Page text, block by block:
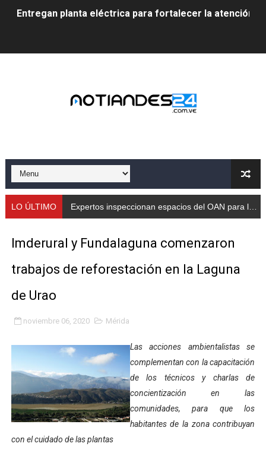
Entregan planta eléctrica para fortalecer la atención
Campo Elías avanza con plan de asfaltado
Venezuela instala su primer detector de
Consolidan planificación técnica en el Complejo
Gobernación de Mérida instalará mesa de trabajo con
Niños merideños potencian su talento en plan
Niños merideños aprenden sobre gaita de tambora
Hospital universitario muestra sus avances en visita
Instituto Nacional de Nutrición celebra Semana
Gobernación de Mérida fortalece el desarrollo
LO ÚLTIMO Expertos inspeccionan espacios del OAN para la instalación del detector Cherenkov de agua
Imderural y Fundalaguna comenzaron
trabajos de reforestación en la Laguna
de Urao
noviembre 06, 2020 Mérida
Las acciones ambientalistas se
complementan con la capacitación
de los técnicos y charlas de
concientización en las
comunidades, para que los
habitantes de la zona contribuyan
con el cuidado de las plantas